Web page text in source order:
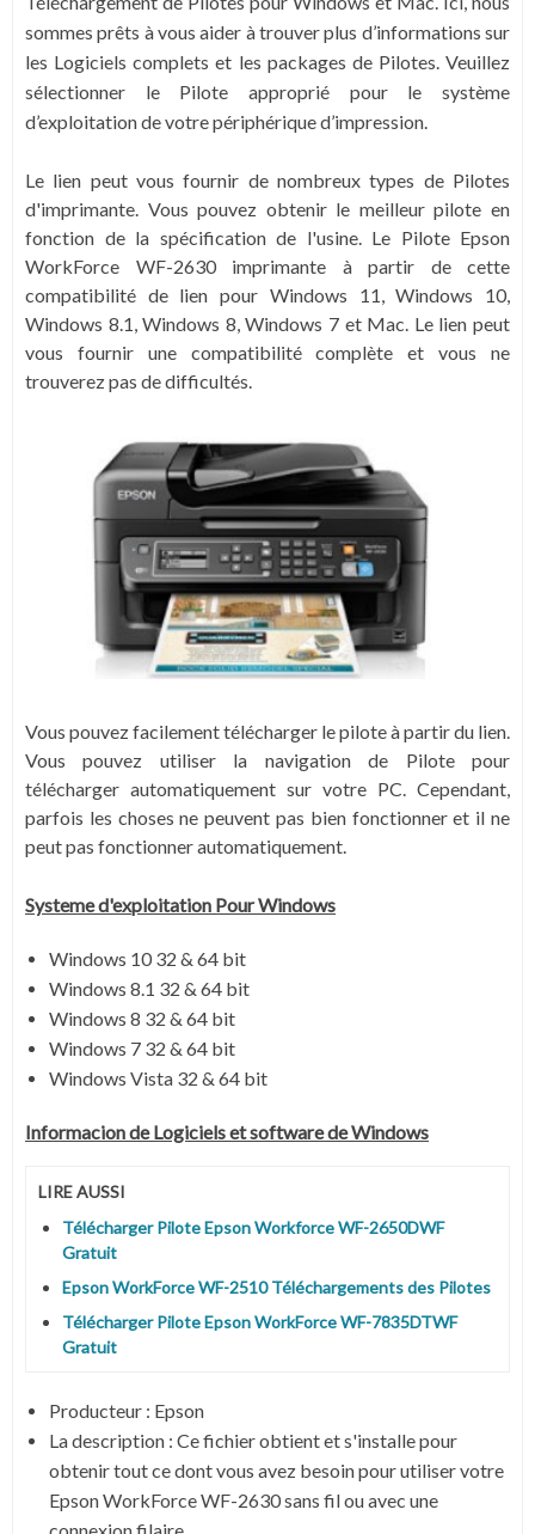
sommes prêts à vous aider à trouver plus d’informations sur
les Logiciels complets et les packages de Pilotes. Veuillez
sélectionner le Pilote approprié pour le système
d’exploitation de votre périphérique d’impression.
Le lien peut vous fournir de nombreux types de Pilotes
d'imprimante. Vous pouvez obtenir le meilleur pilote en
fonction de la spécification de l'usine. Le Pilote Epson
WorkForce WF-2630 imprimante à partir de cette
compatibilité de lien pour Windows 11, Windows 10,
Windows 8.1, Windows 8, Windows 7 et Mac. Le lien peut
vous fournir une compatibilité complète et vous ne
trouverez pas de difficultés.
Vous pouvez facilement télécharger le pilote à partir du lien.
Vous pouvez utiliser la navigation de Pilote pour
télécharger automatiquement sur votre PC. Cependant,
parfois les choses ne peuvent pas bien fonctionner et il ne
peut pas fonctionner automatiquement.
Systeme d'exploitation Pour Windows
Windows 10 32 & 64 bit
Windows 8.1 32 & 64 bit
Windows 8 32 & 64 bit
Windows 7 32 & 64 bit
Windows Vista 32 & 64 bit
Informacion de Logiciels et software de Windows
LIRE AUSSI
Télécharger Pilote Epson Workforce WF-2650DWF
Gratuit
Epson WorkForce WF-2510 Téléchargements des Pilotes
Télécharger Pilote Epson WorkForce WF-7835DTWF
Gratuit
Producteur : Epson
La description : Ce fichier obtient et s'installe pour
obtenir tout ce dont vous avez besoin pour utiliser votre
Epson WorkForce WF-2630 sans fil ou avec une